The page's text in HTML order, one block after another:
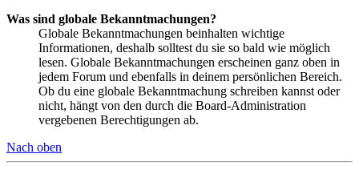
Was sind globale Bekanntmachungen?
Globale Bekanntmachungen beinhalten wichtige
Informationen, deshalb solltest du sie so bald wie möglich
lesen. Globale Bekanntmachungen erscheinen ganz oben in
jedem Forum und ebenfalls in deinem persönlichen Bereich.
Ob du eine globale Bekanntmachung schreiben kannst oder
nicht, hängt von den durch die Board-Administration
vergebenen Berechtigungen ab.
Nach oben